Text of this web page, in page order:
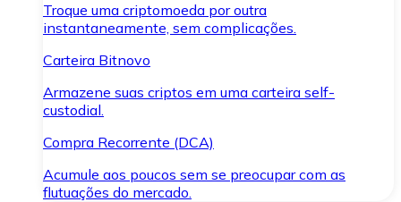
Troque uma criptomoeda por outra
instantaneamente, sem complicações.
Carteira Bitnovo
Armazene suas criptos em uma carteira self-
custodial.
Compra Recorrente (DCA)
Acumule aos poucos sem se preocupar com as
flutuações do mercado.